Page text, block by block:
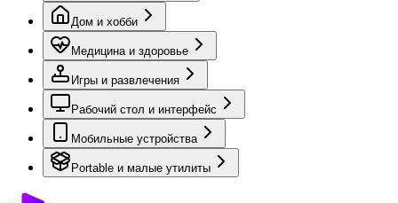
Дом и хобби
Медицина и здоровье
Игры и развлечения
Рабочий стол и интерфейс
Мобильные устройства
Portable и малые утилиты